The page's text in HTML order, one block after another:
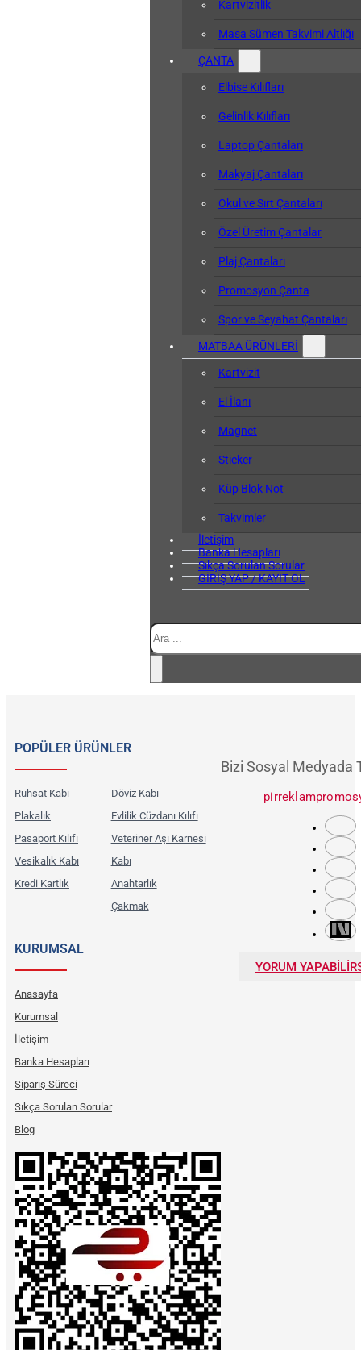
Kartvizitlik
Masa Sümen Takvimi Altlığı
ÇANTA
Elbise Kılıfları
Gelinlik Kılıfları
Laptop Çantaları
Makyaj Çantaları
Okul ve Sırt Çantaları
Özel Üretim Çantalar
Plaj Çantaları
Promosyon Çanta
Spor ve Seyahat Çantaları
MATBAA ÜRÜNLERİ
Kartvizit
El İlanı
Magnet
Sticker
Küp Blok Not
Takvimler
İletişim
Banka Hesapları
Sıkça Sorulan Sorular
GİRİŞ YAP / KAYIT OL
POPÜLER ÜRÜNLER
Ruhsat Kabı
Plakalık
Pasaport Kılıfı
Vesikalık Kabı
Kredi Kartlık
Döviz Kabı
Evlilik Cüzdanı Kılıfı
Veteriner Aşı Karnesi
Kabı
Anahtarlık
Çakmak
KURUMSAL
Anasayfa
Kurumsal
İletişim
Banka Hesapları
Sipariş Süreci
Sıkça Sorulan Sorular
Blog
Bizi Sosyal Medyada
YORUM